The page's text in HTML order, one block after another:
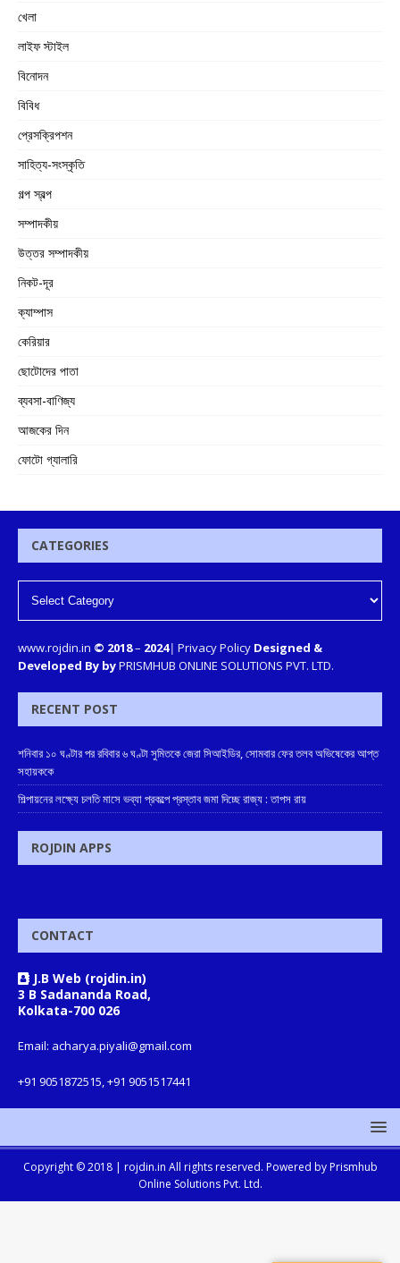
খেলা
লাইফ স্টাইল
বিনোদন
বিবিধ
প্রেসক্রিপশন
সাহিত্য-সংস্কৃতি
গল্প স্বল্প
সম্পাদকীয়
উত্তর সম্পাদকীয়
নিকট-দূর
ক্যাম্পাস
কেরিয়ার
ছোটোদের পাতা
ব্যবসা-বাণিজ্য
আজকের দিন
ফোটো গ্যালারি
CATEGORIES
www.rojdin.in © 2018– 2024| Privacy Policy Designed &
Developed By byPRISMHUB ONLINE SOLUTIONS PVT. LTD.
RECENT POST
শনিবার ১০ ঘণ্টার পর রবিবার ৬ ঘণ্টা সুমিতকে জেরা সিআইডির, সোমবার ফের তলব অভিষেকের আপ্ত
সহায়ককে
শিল্পায়নের লক্ষ্যে চলতি মাসে ভব্যা প্রকল্পে প্রস্তাব জমা দিচ্ছে রাজ্য : তাপস রায়
ROJDIN APPS
CONTACT
J.B Web (rojdin.in)
3 B Sadananda Road,
Kolkata-700 026
Email: acharya.piyali@gmail.com
+91 9051872515, +91 9051517441
Copyright © 2018 | rojdin.in All rights reserved. Powered by Prismhub
Online Solutions Pvt. Ltd.